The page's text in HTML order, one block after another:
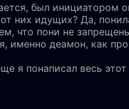
был инициатором
них идущих? Да,
что пони не
именно деамон, как
я понаписал весь